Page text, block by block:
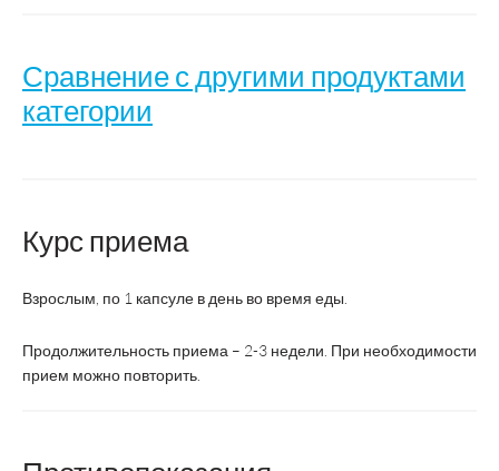
Сравнение с другими продуктами
категории
Название
Страна производства
Курс приема
Взрослым, по 1 капсуле в день во время еды.
Продолжительность приема – 2-3 недели. При необходимости
прием можно повторить.